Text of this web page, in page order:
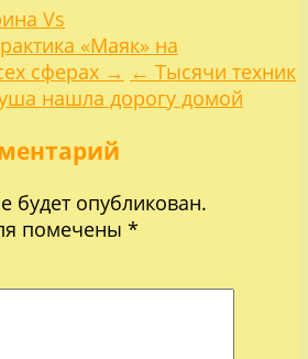
Vs
«Маяк» на
сферах → ← Тысячи техник
нашла дорогу домой
будет опубликован.
помечены *